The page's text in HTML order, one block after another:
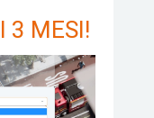
3 MESI!